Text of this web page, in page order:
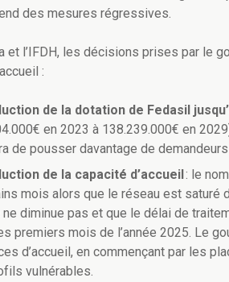
des mesures régressives.
et l’IFDH, les décisions prises par le
:
de la dotation de Fedasil
en 2023 à 138.239.000€ en
de pousser davantage de
de la capacité d’accueil : le
mois alors que le réseau est saturé
ne diminue pas et que le délai de
premiers mois de l’année 2025. Le
d’accueil, en commençant par les
vulnérables.